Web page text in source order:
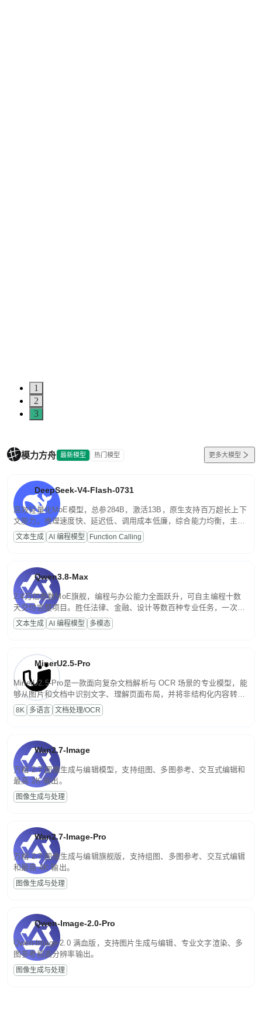
1
2
3
模力方舟 最新模型 热门模型 更多大模型
DeepSeek-V4-Flash-0731
高效轻量化MoE模型，总参284B，激活13B，原生支持百万超长上下
文能力。推理速度快、延迟低、调用成本低廉，综合能力均衡，主打
高并发、轻量化任务，适合日常对话、内容创作、基础 RAG、批量
文案处理等普惠刚需场景。
文本生成 AI 编程模型 Function Calling
Qwen3.8-Max
2.4万亿参数MoE旗舰，编程与办公能力全面跃升，可自主编程十数
天交付完整项目。胜任法律、金融、设计等数百种专业任务，一次对
话端到端交付生产级成果。原生视觉理解贯穿规划、执行与验证全流
程，支持超长文档与长视频的深度语义解析。长程任务中自主规划与
文本生成 AI 编程模型 多模态
MinerU2.5-Pro
MinerU2.5-Pro是一款面向复杂文档解析与 OCR 场景的专业模型，能
够从图片和文档中识别文字、理解页面布局，并将非结构化内容转换
为便于存储、检索和二次处理的结构化结果。
8K 多语言 文档处理/OCR
Wan2.7-Image
万相 2.7 图像生成与编辑模型，支持组图、多图参考、交互式编辑和
最高 2K 输出。
图像生成与处理
Wan2.7-Image-Pro
万相 2.7 图像生成与编辑旗舰版，支持组图、多图参考、交互式编辑
和最高 4K 输出。
图像生成与处理
Qwen-Image-2.0-Pro
Qwen-Image-2.0 满血版，支持图片生成与编辑、专业文字渲染、多
图参考和高分辨率输出。
图像生成与处理